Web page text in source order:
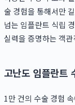
술 경험을 통해서만
넘는 임플란트 식립
실력을 증명하는 객
고난도 임플란트
1만 건의 수술 경험